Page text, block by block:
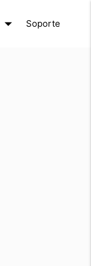
arrow_drop_down Soporte